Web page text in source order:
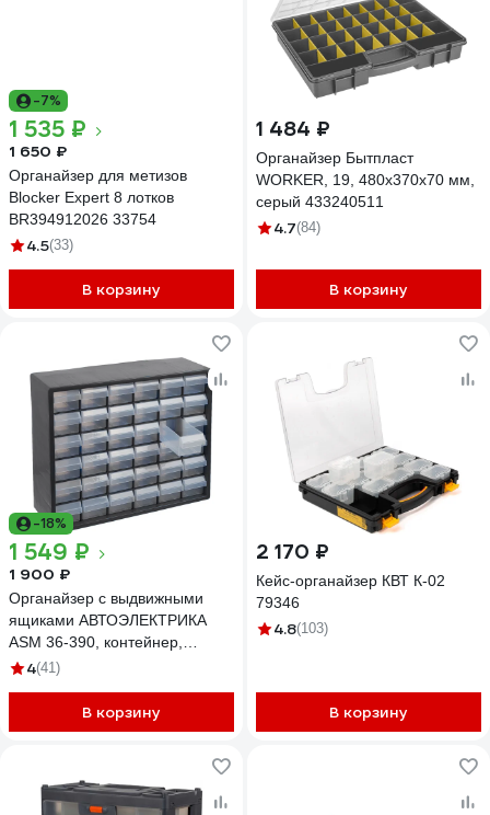
-7%
1 535 ₽
1 650 ₽
Органайзер для метизов
Blocker Expert 8 лотков
BR394912026 33754
4.5(33)
В корзину
1 484 ₽
Органайзер Бытпласт
WORKER, 19, 480х370х70 мм,
серый 433240511
4.7(84)
В корзину
-18%
1 549 ₽
1 900 ₽
Органайзер с выдвижными
ящиками АВТОЭЛЕКТРИКА
ASM 36-390, контейнер,
система хранения для
деталей 4000
4(41)
В корзину
2 170 ₽
Кейс-органайзер КВТ К-02
79346
4.8(103)
В корзину